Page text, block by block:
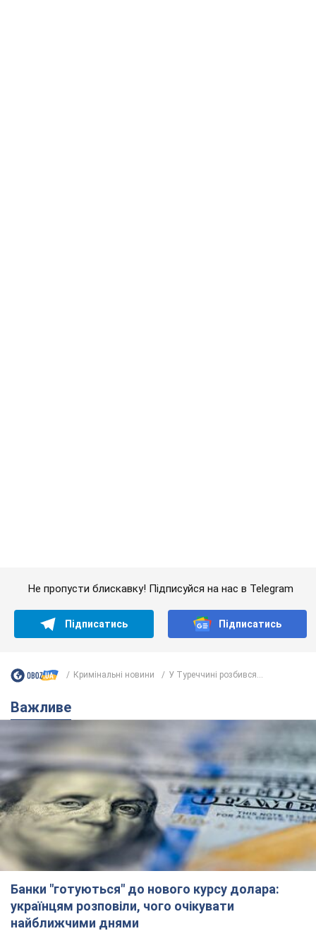
Не пропусти блискавку! Підписуйся на нас в Telegram
Підписатись Підписатись
Кримінальні новини У Туреччині розбився...
Важливе
Банки "готуються" до нового курсу долара:
українцям розповіли, чого очікувати
найближчими днями